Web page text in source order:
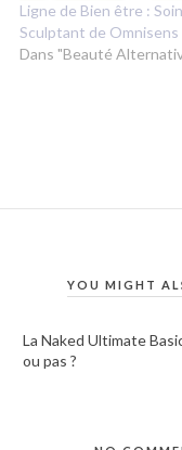
Ligne de Bien être :
Sculptant de Omnisens
Dans "Beauté
YOU MIGHT
La Naked Ultimate
ou pas ?